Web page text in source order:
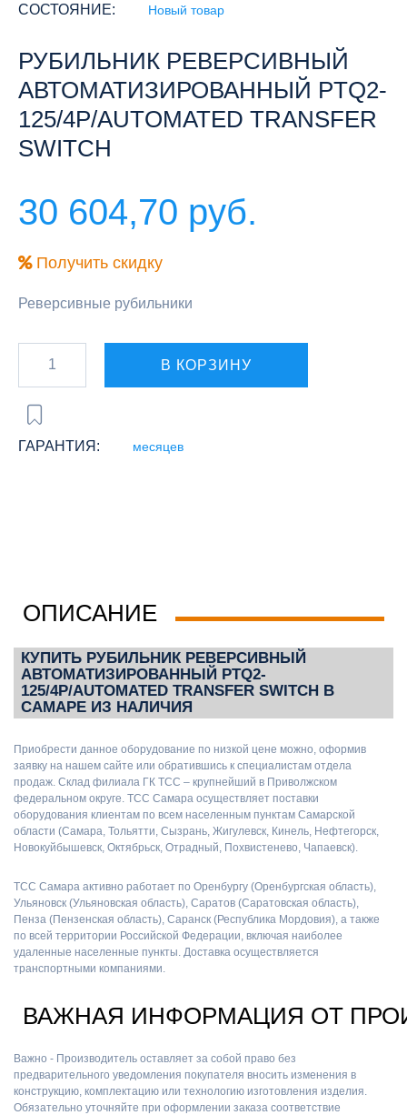
СОСТОЯНИЕ: Новый товар
РУБИЛЬНИК РЕВЕРСИВНЫЙ
АВТОМАТИЗИРОВАННЫЙ PTQ2-
125/4P/AUTOMATED TRANSFER
SWITCH
30 604,70 руб.
Получить скидку
Реверсивные рубильники
В КОРЗИНУ
ГАРАНТИЯ: месяцев
ОПИСАНИЕ
КУПИТЬ РУБИЛЬНИК РЕВЕРСИВНЫЙ
АВТОМАТИЗИРОВАННЫЙ PTQ2-
125/4P/AUTOMATED TRANSFER SWITCH В
САМАРЕ ИЗ НАЛИЧИЯ
Приобрести данное оборудование по низкой цене можно, оформив
заявку на нашем сайте или обратившись к специалистам отдела
продаж. Склад филиала ГК ТСС – крупнейший в Приволжском
федеральном округе. ТСС Самара осуществляет поставки
оборудования клиентам по всем населенным пунктам Самарской
области (Самара, Тольятти, Сызрань, Жигулевск, Кинель, Нефтегорск,
Новокуйбышевск, Октябрьск, Отрадный, Похвистенево, Чапаевск).
ТСС Самара активно работает по Оренбургу (Оренбургская область),
Ульяновск (Ульяновская область), Саратов (Саратовская область),
Пенза (Пензенская область), Саранск (Республика Мордовия), а также
по всей территории Российской Федерации, включая наиболее
удаленные населенные пункты. Доставка осуществляется
транспортными компаниями.
ВАЖНАЯ ИНФОРМАЦИЯ ОТ
Важно - Производитель оставляет за собой право без
предварительного уведомления покупателя вносить изменения в
конструкцию, комплектацию или технологию изготовления изделия.
Обязательно уточняйте при оформлении заказа соответствие